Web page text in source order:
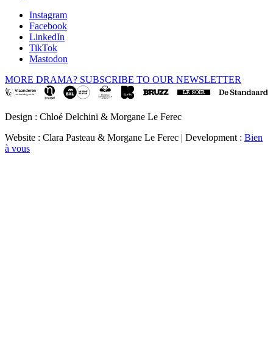
Instagram
Facebook
LinkedIn
TikTok
Mastodon
MORE DRAMA? SUBSCRIBE TO OUR NEWSLETTER
Design : Chloé Delchini & Morgane Le Ferec
Website : Clara Pasteau & Morgane Le Ferec | Development : Bien
à vous